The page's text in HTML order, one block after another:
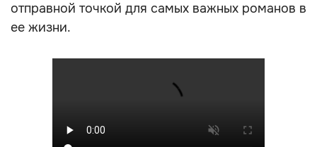
отправной точкой для самых важных романов в
ее жизни.